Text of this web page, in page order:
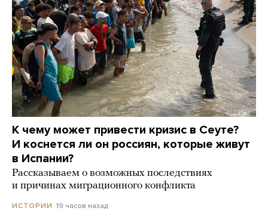
К чему может привести кризис в Сеуте?
И коснется ли он россиян, которые живут
в Испании?
Рассказываем о возможных последствиях
и причинах миграционного конфликта
ИСТОРИИ 19 часов назад